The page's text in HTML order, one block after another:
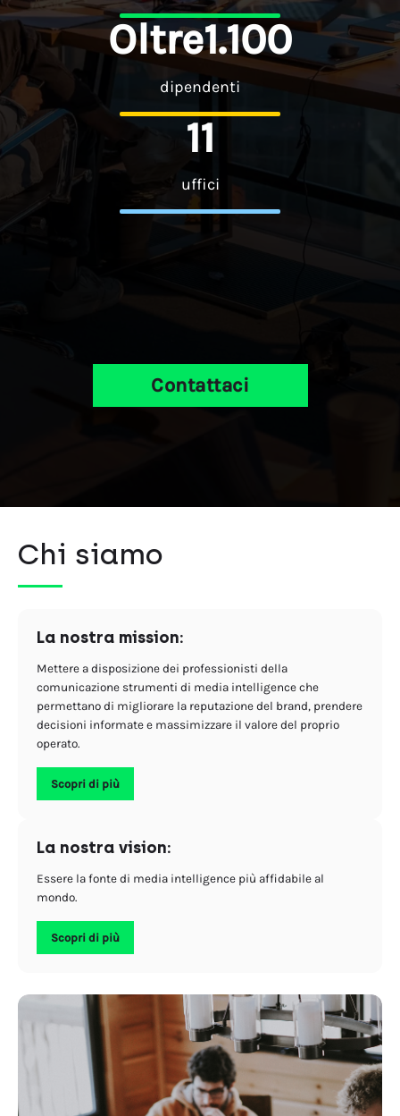
Oltre1.100
dipendenti
11
uffici
Contattaci
Chi siamo
La nostra mission:
Mettere a disposizione dei professionisti della
comunicazione strumenti di media intelligence che
permettano di migliorare la reputazione del brand, prendere
decisioni informate e massimizzare il valore del proprio
operato.
Scopri di più
La nostra vision:
Essere la fonte di media intelligence più affidabile al
mondo.
Scopri di più